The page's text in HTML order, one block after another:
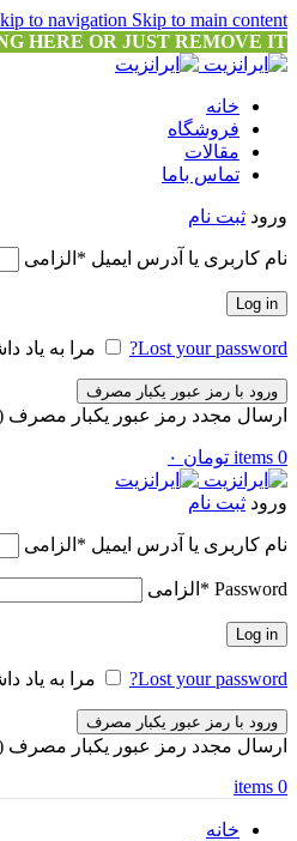
to navigation Skip to main content
HERE OR JUST REMOVE IT…
خانه
فروشگاه
مقالات
تماس باما
ورود ثبت نام
نام کاربری یا آدرس ایمیل * الزامی
Log in
Lost your password? مرا به یاد
ورود با رمز عبور یکبار مصرف
ارسال مجدد رمز عبور یکبار مصرف
0
items تومان
ورود ثبت نام
نام کاربری یا آدرس ایمیل * الزامی
Password
* الزامی
Log in
Lost your password? مرا به یاد
ورود با رمز عبور یکبار مصرف
ارسال مجدد رمز عبور یکبار مصرف
0
items
خانه